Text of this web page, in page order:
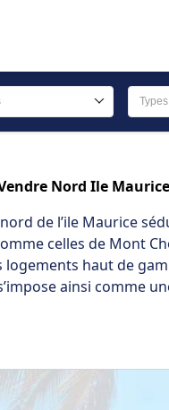
Nord Ile Maurice
de l’ile Maurice
celles de Mont
haut de
ainsi comme